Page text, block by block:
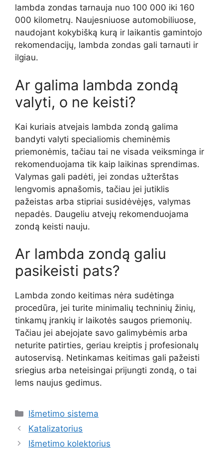
lambda zondas tarnauja nuo 100 000 iki 160
000 kilometrų. Naujesniuose automobiliuose,
naudojant kokybišką kurą ir laikantis gamintojo
rekomendacijų, lambda zondas gali tarnauti ir
ilgiau.
Ar galima lambda zondą
valyti, o ne keisti?
Kai kuriais atvejais lambda zondą galima
bandyti valyti specialiomis cheminėmis
priemonėmis, tačiau tai ne visada veiksminga ir
rekomenduojama tik kaip laikinas sprendimas.
Valymas gali padėti, jei zondas užterštas
lengvomis apnašomis, tačiau jei jutiklis
pažeistas arba stipriai susidėvėjęs, valymas
nepadės. Daugeliu atvejų rekomenduojama
zondą keisti nauju.
Ar lambda zondą galiu
pasikeisti pats?
Lambda zondo keitimas nėra sudėtinga
procedūra, jei turite minimalių techninių žinių,
tinkamų įrankių ir laikotės saugos priemonių.
Tačiau jei abejojate savo galimybėmis arba
neturite patirties, geriau kreiptis į profesionalų
autoservisą. Netinkamas keitimas gali pažeisti
sriegius arba neteisingai prijungti zondą, o tai
lems naujus gedimus.
Kategorijos
Išmetimo sistema
Katalizatorius
Išmetimo kolektorius